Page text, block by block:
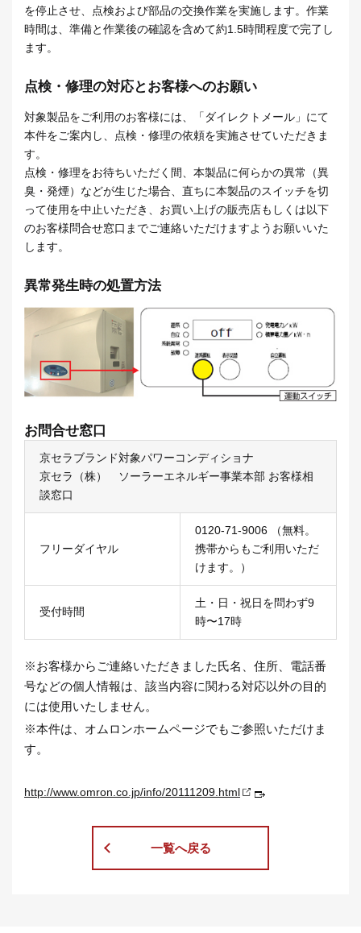
を停止させ、点検および部品の交換作業を実施します。作業
時間は、準備と作業後の確認を含めて約1.5時間程度で完了し
ます。
点検・修理の対応とお客様へのお願い
対象製品をご利用のお客様には、「ダイレクトメール」にて
本件をご案内し、点検・修理の依頼を実施させていただきま
す。
点検・修理をお待ちいただく間、本製品に何らかの異常（異
臭・発煙）などが生じた場合、直ちに本製品のスイッチを切
って使用を中止いただき、お買い上げの販売店もしくは以下
のお客様問合せ窓口までご連絡いただけますようお願いいた
します。
異常発生時の処置方法
お問合せ窓口
京セラブランド対象パワーコンディショナ
京セラ（株） ソーラーエネルギー事業本部 お客様相
談窓口
フリーダイヤル
0120-71-9006 （無料。
携帯からもご利用いただ
けます。）
受付時間
土・日・祝日を問わず9
時〜17時
※お客様からご連絡いただきました氏名、住所、電話番
号などの個人情報は、該当内容に関わる対応以外の目的
には使用いたしません。
※本件は、オムロンホームページでもご参照いただけま
す。
http://www.omron.co.jp/info/20111209.html
一覧へ戻る